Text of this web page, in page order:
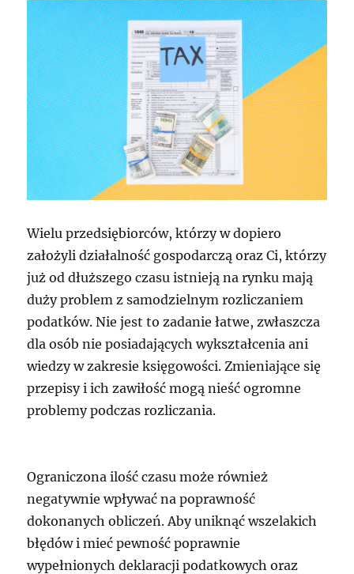
Wielu przedsiębiorców, którzy w dopiero
założyli działalność gospodarczą oraz Ci, którzy
już od dłuższego czasu istnieją na rynku mają
duży problem z samodzielnym rozliczaniem
podatków. Nie jest to zadanie łatwe, zwłaszcza
dla osób nie posiadających wykształcenia ani
wiedzy w zakresie księgowości. Zmieniające się
przepisy i ich zawiłość mogą nieść ogromne
problemy podczas rozliczania.
Ograniczona ilość czasu może również
negatywnie wpływać na poprawność
dokonanych obliczeń. Aby uniknąć wszelakich
błędów i mieć pewność poprawnie
wypełnionych deklaracji podatkowych oraz